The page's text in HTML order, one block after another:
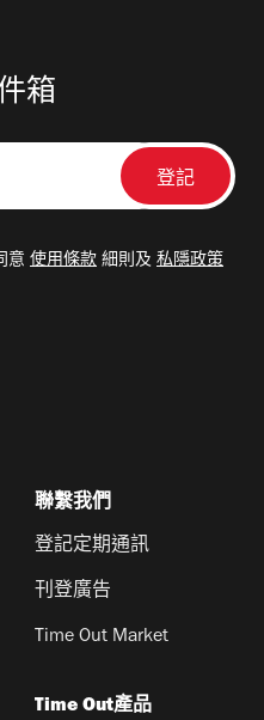
箱
意 使用條款 細則及 私隱政策
聯繫我們
登記定期通訊
刊登廣告
Time Out Market
Time Out產品